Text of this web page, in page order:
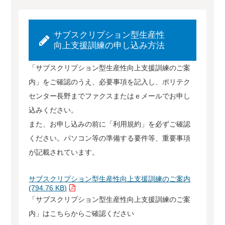
サブスクリプション型生産性
向上支援訓練の申し込み方法
「サブスクリプション型生産性向上支援訓練のご案
内」をご確認のうえ、必要事項を記入し、ポリテク
センター長野までファクスまたはｅメールでお申し
込みください。
また、お申し込みの前に「利用規約」を必ずご確認
ください。パソコン等の準備する要件等、重要事項
が記載されています。
サブスクリプション型生産性向上支援訓練のご案内
(794.76 KB)
「サブスクリプション型生産性向上支援訓練のご案
内」はこちらからご確認ください